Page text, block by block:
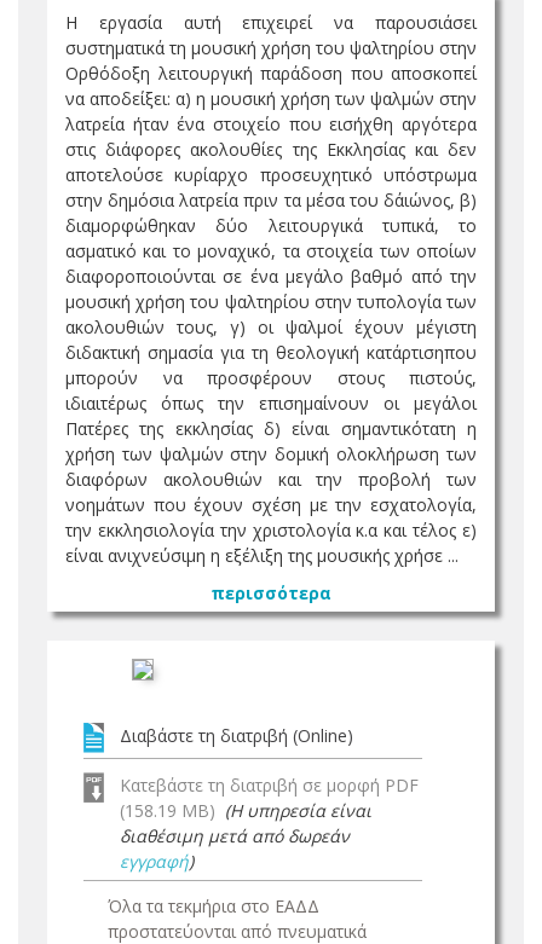
Η εργασία αυτή επιχειρεί να παρουσιάσει
συστηματικά τη μουσική χρήση του ψαλτηρίου στην
Ορθόδοξη λειτουργική παράδοση που αποσκοπεί
να αποδείξει: α) η μουσική χρήση των ψαλμών στην
λατρεία ήταν ένα στοιχείο που εισήχθη αργότερα
στις διάφορες ακολουθίες της Εκκλησίας και δεν
αποτελούσε κυρίαρχο προσευχητικό υπόστρωμα
στην δημόσια λατρεία πριν τα μέσα του δ΄αιώνος, β)
διαμορφώθηκαν δύο λειτουργικά τυπικά, το
ασματικό και το μοναχικό, τα στοιχεία των οποίων
διαφοροποιούνται σε ένα μεγάλο βαθμό από την
μουσική χρήση του ψαλτηρίου στην τυπολογία των
ακολουθιών τους, γ) οι ψαλμοί έχουν μέγιστη
διδακτική σημασία για τη θεολογική κατάρτισηπου
μπορούν να προσφέρουν στους πιστούς,
ιδιαιτέρως όπως την επισημαίνουν οι μεγάλοι
Πατέρες της εκκλησίας δ) είναι σημαντικότατη η
χρήση των ψαλμών στην δομική ολοκλήρωση των
διαφόρων ακολουθιών και την προβολή των
νοημάτων που έχουν σχέση με την εσχατολογία,
την εκκλησιολογία την χριστολογία κ.α και τέλος ε)
είναι ανιχνεύσιμη η εξέλιξη της μουσικής χρήσε ...
περισσότερα
Διαβάστε τη διατριβή (Online)
Κατεβάστε τη διατριβή σε μορφή PDF
(158.19 MB) (Η υπηρεσία είναι
διαθέσιμη μετά από δωρεάν
εγγραφή)
Όλα τα τεκμήρια στο ΕΑΔΔ
προστατεύονται από πνευματικά